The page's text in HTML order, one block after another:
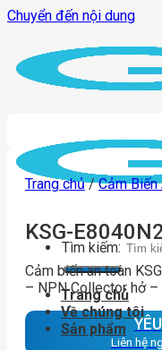
Chuyển đến nội dung
Tìm kiếm:
Trang chủ
Về chúng tôi
Sản phẩm
Trang chủ / Cảm Biến
KSG-
Cảm biến an toàn
– NPN Collector hở –
Liên hệ